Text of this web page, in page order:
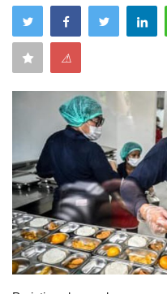
Pelanggaran
Ketertiban
Keamanan
Kejahatan
Cybers Event
UMKM & Ekonomi Kreatif
Pekerja Migran
⚠